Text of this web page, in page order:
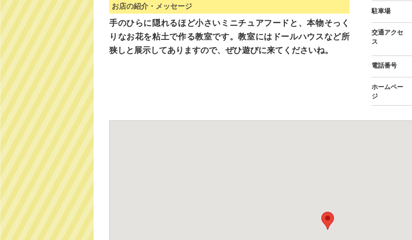
お店の紹介・メッセージ
手のひらに隠れるほど小さいミニチュアフードと、本物そっく
りなお花を粘土で作る教室です。教室にはドールハウスなど所
狭しと展示してありますので、ぜひ遊びに来てくださいね。
駐車場
交通アクセ
ス
電話番号
ホームペー
ジ